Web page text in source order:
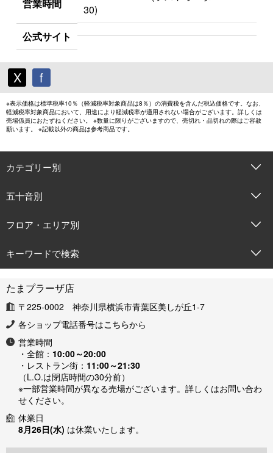
営業時間
30)
公式サイト
X f
※表示価格は標準税率10％（軽減税率対象商品は8％）の消費税を含んだ税込価格です。なお、
軽減税率対象商品において、用途により軽減税率が適用されない場合がございます。詳しくは
売場係員におたずねください。 ※数量に限りがございますので、売切れ・品切れの際はご容赦
願います。 ※記載以外の商品は参考商品です。
カテゴリー別
五十音別
フロア・エリア別
キーワードで検索
たまプラーザ店
〒225-0002 神奈川県横浜市青葉区美しが丘1-7
各ショップ電話番号はこちらから
営業時間
・全館： 10:00～20:00
・レストラン街： 11:00～21:30
（L.O.は閉店時間の30分前）
※一部営業時間が異なる売場がございます。詳しくはお問い合わ
せください。
休業日
8月26日(水) は休業いたします。